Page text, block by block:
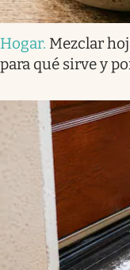
Hogar. Mezclar
para qué sirve y